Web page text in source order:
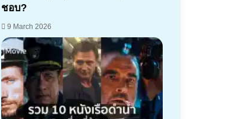
ชอบ?
9 March 2026